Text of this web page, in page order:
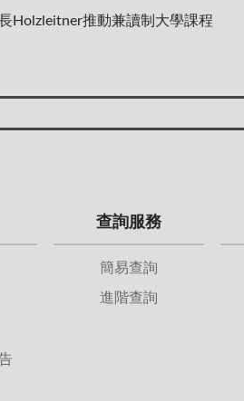
Holzleitner推動兼讀制大學課程
查詢服務
簡易查詢
進階查詢